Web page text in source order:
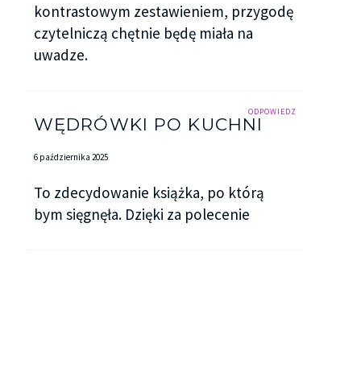
kontrastowym zestawieniem, przygodę
czytelniczą chętnie będę miała na
uwadze.
ODPOWIEDZ
WĘDRÓWKI PO KUCHNI
6 października 2025
To zdecydowanie książka, po którą
bym sięgnęła. Dzięki za polecenie